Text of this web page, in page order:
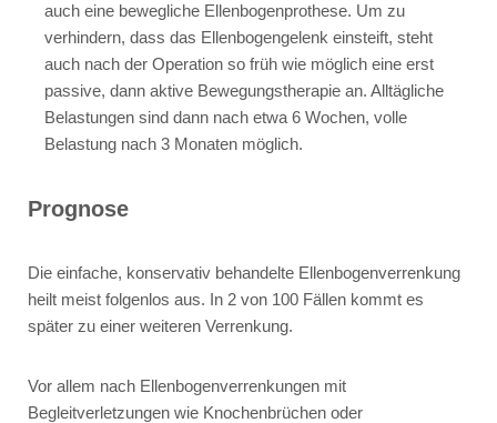
auch eine bewegliche Ellenbogenprothese. Um zu
verhindern, dass das Ellenbogengelenk einsteift, steht
auch nach der Operation so früh wie möglich eine erst
passive, dann aktive Bewegungstherapie an. Alltägliche
Belastungen sind dann nach etwa 6 Wochen, volle
Belastung nach 3 Monaten möglich.
Prognose
Die einfache, konservativ behandelte Ellenbogenverrenkung
heilt meist folgenlos aus. In 2 von 100 Fällen kommt es
später zu einer weiteren Verrenkung.
Vor allem nach Ellenbogenverrenkungen mit
Begleitverletzungen wie Knochenbrüchen oder